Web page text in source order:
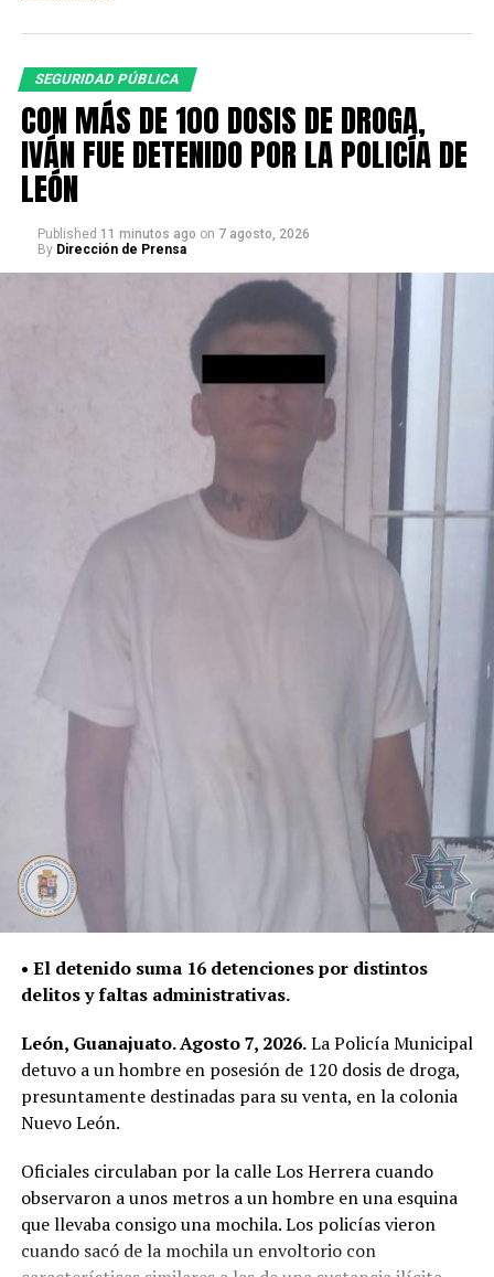
2. Un cargador abastecido con 11 cartuchos útiles
3. 15 envoltorios de marihuana
4. Dos teléfonos celulares
5. Llaves de un vehículo Volkswagen
Se presume que los detenidos podrían estar
relacionados con el robo de vehículos; será la Fiscalía
General de la República la instancia encargada de
continuar con las investigaciones y determinar su
El uso estratégico de la tecnología, el monitoreo
permanente del C4 y la coordinación operativa entre las
distintas áreas de la Secretaría de Seguridad, Prevención
y Protección Ciudadana permitieron una intervención
oportuna que derivó en la detención de los presuntos
responsables, reafirmando el compromiso de actuar con
firmeza para proteger el patrimonio y la tranquilidad de
las familias leonesas.
PAREJA DE PRESUNTOS DISTRIBUIDORES DE DROGA ES
DETENIDA POR LA POLICÍA DE LEÓN CON MÁS DE 100
TRES PRESUNTOS EXTORSIONADORES FUERON DETENIDOS
SEGURIDAD PÚBLICA
CON MÁS DE 100 DOSIS DE DROGA,
IVÁN FUE DETENIDO POR LA POLICÍA DE
LEÓN
Published 11 minutos ago on 7 agosto, 2026
By Dirección de Prensa
• El detenido suma 16 detenciones por distintos
delitos y faltas administrativas.
León, Guanajuato. Agosto 7, 2026.La Policía Municipal
detuvo a un hombre en posesión de 120 dosis de droga,
presuntamente destinadas para su venta, en la colonia
Nuevo León.
Oficiales circulaban por la calle Los Herrera cuando
observaron a unos metros a un hombre en una esquina
que llevaba consigo una mochila. Los policías vieron
cuando sacó de la mochila un envoltorio con